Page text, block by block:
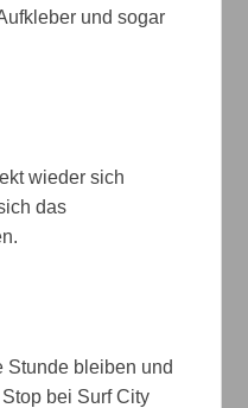
und sogar
wieder sich
das
Stunde bleiben und
bei Surf City